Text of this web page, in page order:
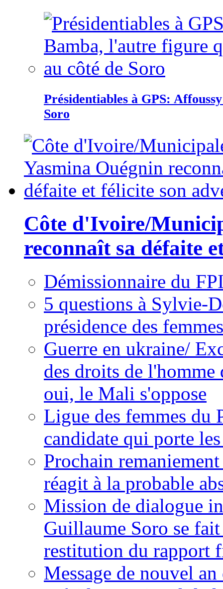
Présidentiables à GPS:
Soro
Côte d'Ivoire/
reconnaît sa défaite
Démissionnaire du
5 questions à Sylvie-
présidence des
Guerre en ukraine/
des droits de
oui, le Mali s'oppose
Ligue des femmes du
candidate qui porte
Prochain
réagit à la probable
Mission de dialogue
Guillaume Soro se
restitution du rapport
Message de nouvel